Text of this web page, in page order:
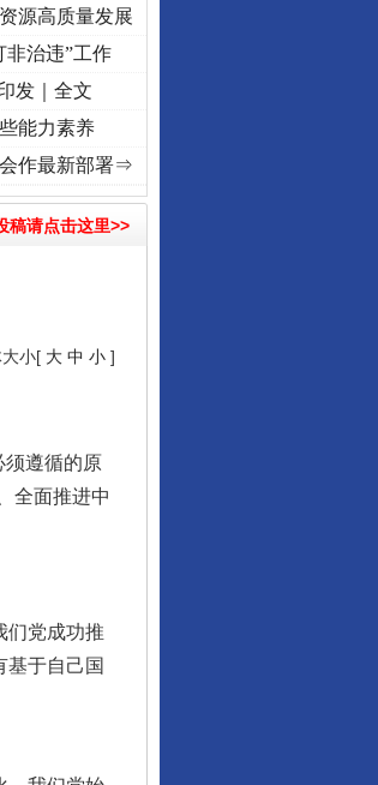
程丨“转折之城”激荡..
源高质量发展
非治违”工作
发｜全文
能力素养
作最新部署⇒
稿请点击这里>>
小[ 大 中 小 ]
遵循的原
全面推进中
党成功推
于自己国